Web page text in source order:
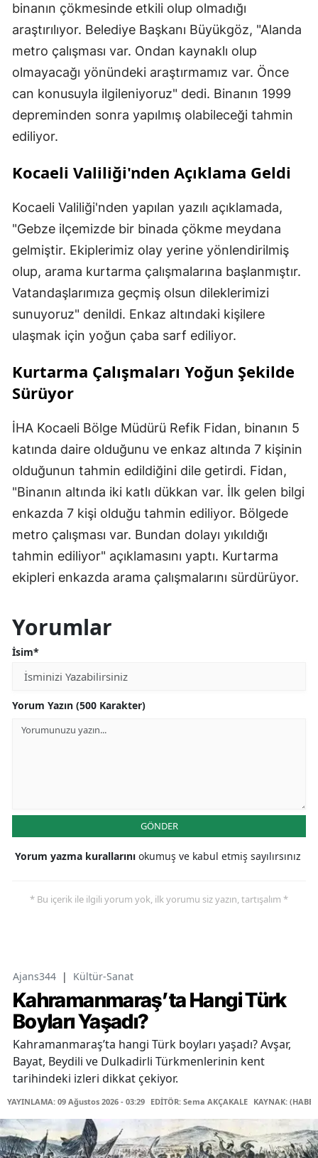
binanın çökmesinde etkili olup olmadığı
araştırılıyor. Belediye Başkanı Büyükgöz, "Alanda
metro çalışması var. Ondan kaynaklı olup
olmayacağı yönündeki araştırmamız var. Önce
can konusuyla ilgileniyoruz" dedi. Binanın 1999
depreminden sonra yapılmış olabileceği tahmin
ediliyor.
Kocaeli Valiliği'nden Açıklama Geldi
Kocaeli Valiliği'nden yapılan yazılı açıklamada,
"Gebze ilçemizde bir binada çökme meydana
gelmiştir. Ekiplerimiz olay yerine yönlendirilmiş
olup, arama kurtarma çalışmalarına başlanmıştır.
Vatandaşlarımıza geçmiş olsun dileklerimizi
sunuyoruz" denildi. Enkaz altındaki kişilere
ulaşmak için yoğun çaba sarf ediliyor.
Kurtarma Çalışmaları Yoğun Şekilde
Sürüyor
İHA Kocaeli Bölge Müdürü Refik Fidan, binanın 5
katında daire olduğunu ve enkaz altında 7 kişinin
olduğunun tahmin edildiğini dile getirdi. Fidan,
"Binanın altında iki katlı dükkan var. İlk gelen bilgi
enkazda 7 kişi olduğu tahmin ediliyor. Bölgede
metro çalışması var. Bundan dolayı yıkıldığı
tahmin ediliyor" açıklamasını yaptı. Kurtarma
ekipleri enkazda arama çalışmalarını sürdürüyor.
Yorumlar
İsim*
Yorum Yazın (500 Karakter)
GÖNDER
Yorum yazma kurallarını okumuş ve kabul etmiş sayılırsınız
* Bu içerik ile ilgili yorum yok, ilk yorumu siz yazın, tartışalım *
Ajans344 | Kültür-Sanat
Kahramanmaraş’ta Hangi Türk
Boyları Yaşadı?
Kahramanmaraş’ta hangi Türk boyları yaşadı? Avşar,
Bayat, Beydili ve Dulkadirli Türkmenlerinin kent
tarihindeki izleri dikkat çekiyor.
YAYINLAMA: 09 Ağustos 2026 - 03:29 EDİTÖR: Sema AKÇAKALE KAYNAK: